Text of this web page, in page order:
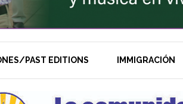
PAST EDITIONS IMMIGRACIÓN